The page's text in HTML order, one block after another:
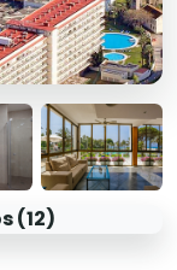
(12)